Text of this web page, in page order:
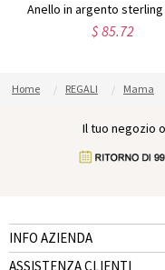
$ 85.72
Home REGALI Mama
Il tuo negozio
INFO AZIENDA
ASSISTENZA CLIENTI